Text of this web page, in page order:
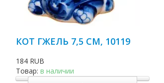
КОТ ГЖЕЛЬ 7,5 СМ, 10119
184 RUB
Товар:в наличии